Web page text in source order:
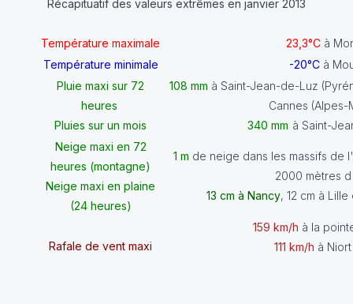
Récapituatif des valeurs extrêmes en janvier 2013
Température maximale 23,3°Cà
Température minimale
-20°Cà
Pluie maxi sur 72
heures
Pluies sur un mois
108 mm à Saint-Jean-de-Luz
Cannes (Alpes-
340 mm à Saint-
Neige maxi en 72
heures (montagne)
Neige maxi en plaine
(24 heures)
1 m de neige dans les massifs de
2000 mètres
13 cm à Nancy, 12 cm à Lille
Rafale de vent maxi
159 km/h à la
111 km/h à